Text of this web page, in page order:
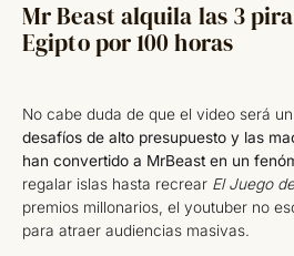
Mr Beast alquila las 3
Egipto por 100 horas
No cabe duda de que el video será
desafíos de alto presupuesto y las
han convertido a MrBeast en un
regalar islas hasta recrear El Juego
premios millonarios, el youtuber no
para atraer audiencias masivas.